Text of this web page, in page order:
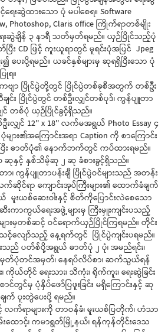
းဆွဲထားသော ပုံ မပါစေရ။ Software
Photoshop, Claris office ကြိုက်ရာတစ်မျိုး
ရေးဆွဲချိန် ၃ နာရီ သတ်မှတ်ရမည်။ ယှဉ်ပြိုင်သည့်ပုံ
ြီး CD ဖြင့် ကူးယူရာတွင် မူရင်းပုံအပြင် Jpeg
ပေးပို့ရမည်။ ယခင်နှစ်များမှ ဆုရရှိပြီးသော ပုံ
ြုရ။
ကဗျာ ပြိုင်ပွဲတို့တွင် ပြိုင်ပွဲတစ်ခုစီအတွက် တစ်ဦး
ျင်း ပြိုင်ပွဲတွင် တစ်ဦးလျှင်တစ်ပုဒ်၊ ကွန်ပျူတာ
င် တစ်ပုံ ယှဉ်ပြိုင်ခွင့်ရှိသည်။
လျှင် 12'' x 18'' လက်မအရွယ် Photo Essay ၄
ား၏အကြောင်းအရာ Caption ကို စာကြောင်း
းပြီး ဓာတ်ပုံ၏ နောက်ဘက်တွင် ကပ်ထားရမည်။
၁ ဆုနှင့် နှစ်သိမ့်ဆု ၂ ဆု ခံစားခွင့်ရှိသည်။
ာ၊ ကွန်ပျူတာပန်းချီ ပြိုင်ပွဲဝင်များသည် အတန်း
ရာ ကျောင်းအုပ်ကြီးများ၏ ထောက်ခံချက်
မူးယစ်ဆေးဝါးနှင့် စိတ်ကိုပြောင်းလဲစေသော
းဆီးကာကွယ်ရေးအဖွဲ့များမှ ကြီးမှူးကျင်းပသည့်
းမှတစ်ဆင့် ဝင်ရောက်ယှဉ်ပြိုင်ကြရမည်။ တိုင်း
သင့်လျော်သည့် နေ့ရက်တွင် ပြိုင်ပွဲကျင်းပရမည်။
းသည် ပတ်စ်ပို့အရွယ် ဓာတ်ပုံ ၂ ပုံ၊ အမည်ရင်း၊
မှတ်ပုံတင်အမှတ်၊ နေရပ်လိပ်စာ၊ ဆက်သွယ်ရန်
ကိုယ်တိုင် ရေးသား၊ သီကုံး၊ ရိုက်ကူး၊ ရေးဆွဲခြင်း
င်တွင်မှ ပုံနှိပ်ဖော်ပြဖူးခြင်း မရှိကြောင်းနှင့် ဆု
ချက် ပူးတွဲပေးပို့ ရမည်။
င့် လက်ရာများကို တာဝန်ခံ၊ မူးယစ်ပြတိုက်၊ ဟံသာ
ထောင့်၊ ကမာရွတ်မြို့နယ်၊ ရန်ကုန်တိုင်းဒေသ